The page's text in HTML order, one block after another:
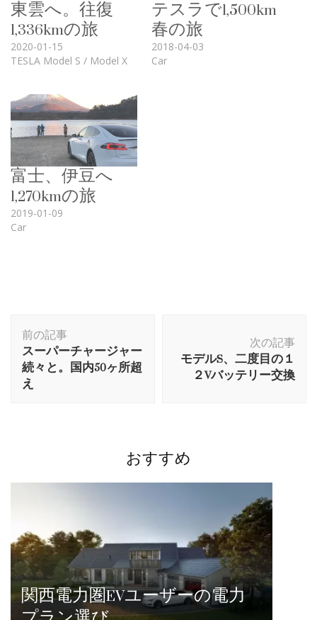
東雲へ。往復
1,336kmの旅
2020-01-15
TESLA Model S / Model X
テスラで1,500km
春の旅
2018-04-03
Car
富士、伊豆へ
1,270kmの旅
2019-01-09
Car
稿
ナ
ビ
ゲ
前の記事
スーパーチャージャー
続々と。国内50ヶ所超
え
次の記事
モデルS、二度目の１
２Vバッテリー交換
おすすめ
関西電力圏EVユーザーの電力